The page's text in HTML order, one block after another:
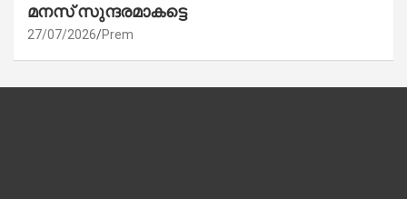
മനസ് സുന്ദരമാകട്ടെ
27/07/2026 Prem